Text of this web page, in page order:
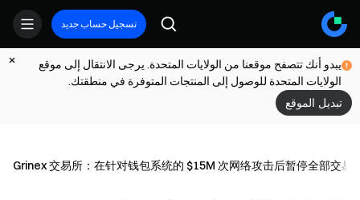
تسجيل حساب جديد
يبدو أنك تتصفح موقعنا من الولايات المتحدة. يرجى الانتقال إلى موقع
الولايات المتحدة للوصول إلى المنتجات المتوفرة في منطقتك.
تبديل الموقع
Grinex 交易所：在针对钱包系统的 $15M 次网络攻击后暂停全部交易